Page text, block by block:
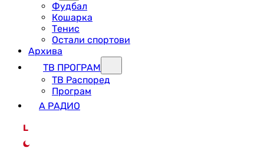
Фудбал
Кошарка
Тенис
Остали спортови
Архива
ТВ ПРОГРАМ
ТВ Распоред
Програм
А РАДИО
L